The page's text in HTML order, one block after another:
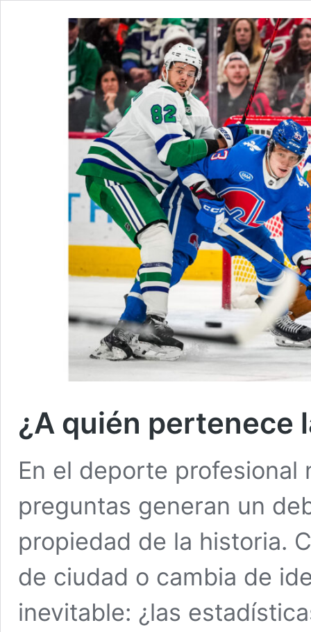
¿A quién pertenece
En el deporte
preguntas generan un
propiedad de la historia.
de ciudad o cambia de
inevitable: ¿las